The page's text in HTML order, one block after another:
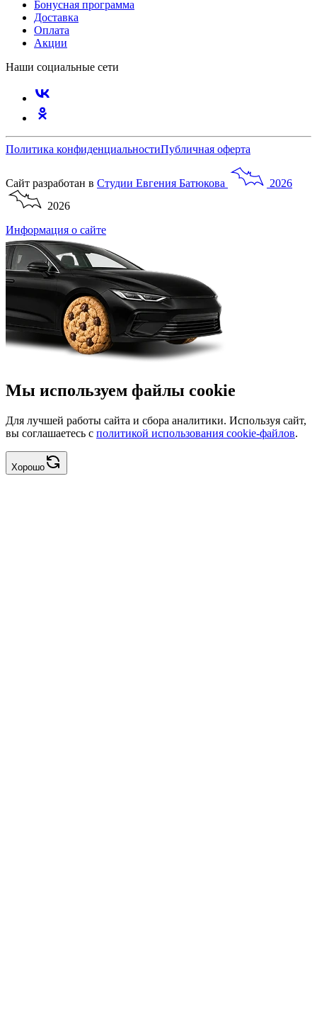
Бонусная программа
Доставка
Оплата
Акции
Наши социальные сети
Политика конфиденциальностиПубличная оферта
Сайт разработан в Студии Евгения Батюкова
2026
2026
Информация о сайте
Мы используем файлы cookie
Для лучшей работы сайта и сбора аналитики. Используя сайт,
вы соглашаетесь с политикой использования cookie-файлов.
Хорошо